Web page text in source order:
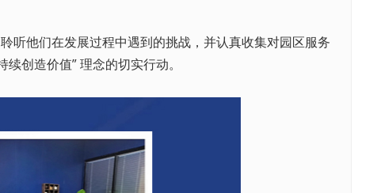
他们在发展过程中遇到的挑战，并认真收集对园区服务
创造价值” 理念的切实行动。